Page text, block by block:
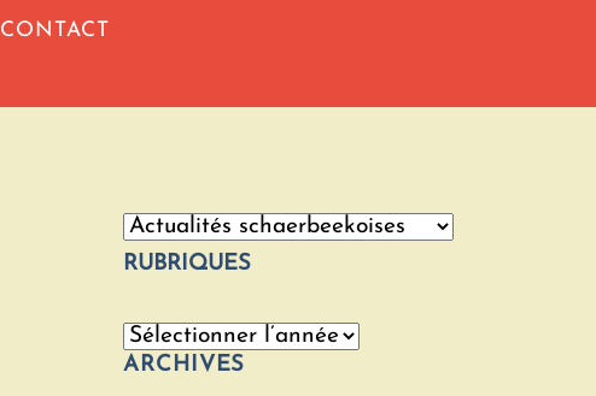
CONTACT
Catégories
RUBRIQUES
Archives
ARCHIVES